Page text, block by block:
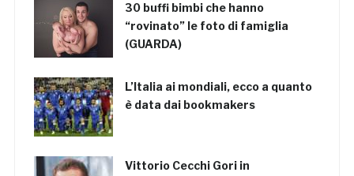
30 buffi bimbi che hanno
“rovinato” le foto di famiglia
(GUARDA)
L’Italia ai mondiali, ecco a quanto
è data dai bookmakers
Vittorio Cecchi Gori in